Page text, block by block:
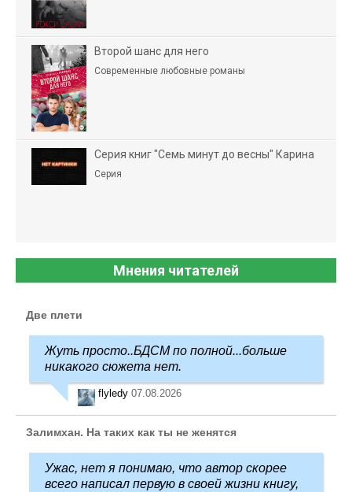
Второй шанс для него
Современные любовные романы
Серия книг "Семь минут до весны" Карина
Серия
Мнения читателей
Две плети
Жуть просто..БДСМ по полной...больше
никакого сюжета нет.
flyledy 07.08.2026
Залимхан. На таких как ты не женятся
Ужас, нет я понимаю, что автор скорее
всего написал первую в своей жизни книгу,